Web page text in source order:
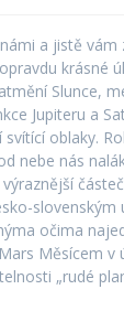
a jistě vám
krásné
Slunce,
Jupiteru a
oblaky.
nebe nás
slovenským
očima
Měsícem v
„rudé